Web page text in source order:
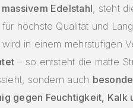
massivem Edelstahl , steht
höchste Qualität und
in einem mehrstufigen
– so entsteht die matte
sondern auch
gegen Feuchtigkeit, Kalk